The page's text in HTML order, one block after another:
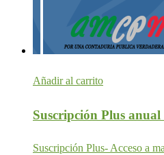
Añadir al carrito
Suscripción Plus
Suscripción Plus- Acceso a